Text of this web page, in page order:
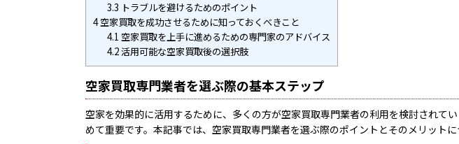
3.3 トラブルを避けるためのポイント
4空家買取を成功させるために知っておくべきこと
4.1 空家買取を上手に進めるための専門家のアドバイス
4.2活用可能な空家買取後の選択肢
空家買取専門業者を選ぶ際の基本ステップ
空家を効果的に活用するために、多くの方が空家買取専門業者の利用を検討されて
めて重要です。本記事では、空家買取専門業者を選ぶ際のポイントとそのメリットに